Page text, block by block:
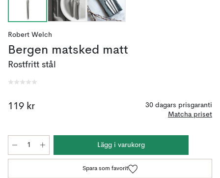
Robert Welch
Bergen matsked matt
Rostfritt stål
119 kr
30 dagars prisgaranti
Matcha priset
Lägg i varukorg
Spara som favorit